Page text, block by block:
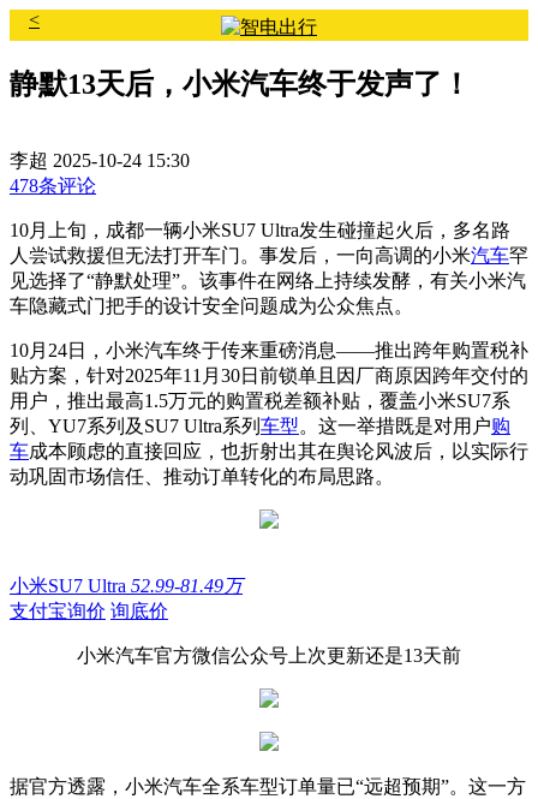
<
静默13天后，小米汽车终于发声了！
李超 2025-10-24 15:30
478条评论
10月上旬，成都一辆小米SU7 Ultra发生碰撞起火后， 多名路
人尝试救援但无法打开车门。事发后，一向高调的小米汽车罕
见选择了“静默处理”。该事件在网络上持续发酵 ，有关小米汽
车隐藏式门把手的设计安全问题成为公众焦点。
10月24日，小米汽车终于传来重磅消息——推出跨年购置税补
贴方案，针对2025年11月30日前锁单且因厂商原因跨年交付的
用户，推出最高1.5万元的购置税差额补贴，覆盖小米SU7系
列、YU7系列及SU7 Ultra系列 车型。这一举措既是对用户购
车成本顾虑的直接回应，也折射出其在舆论风波后，以实际行
动巩固市场信任、推动订单转化的布局思路。
小米SU7 Ultra 52.99-81.49万
支付宝询价 询底价
小米汽车官方微信公众号上次更新还是13天前
据官方透露，小米汽车全系车型订单量已“远超预期”。这一方